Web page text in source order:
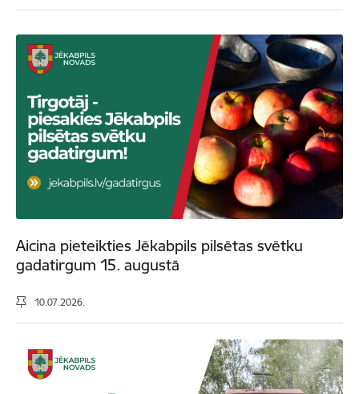
Aicina pieteikties Jēkabpils pilsētas svētku
gadatirgum 15. augustā
10.07.2026.